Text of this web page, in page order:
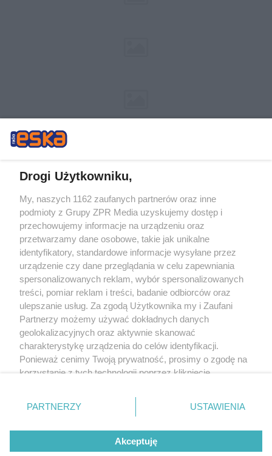
Żaden utwór zamieszczony w serwisie nie może być powielany i
rozpowszechniany lub dalej rozpowszechniany w jakikolwiek sposób (w
tym także elektroniczny lub mechaniczny) na jakimkolwiek polu
eksploatacji w jakiejkolwiek formie, włącznie z umieszczaniem w Internecie
bez pisemnej zgody właściciela praw. Jakiekolwiek użycie lub
wykorzystanie utworów w całości lub w części z naruszeniem prawa, tzn.
bez właściwej zgody, jest zabronione pod groźbą kary i może być ścigane
prawnie.
O nas
Drogi Użytkowniku,
My, naszych 1162 zaufanych partnerów oraz inne
podmioty z Grupy ZPR Media uzyskujemy dostęp i
przechowujemy informacje na urządzeniu oraz
przetwarzamy dane osobowe, takie jak unikalne
identyfikatory, standardowe informacje wysyłane przez
urządzenie czy dane przeglądania w celu zapewniania
spersonalizowanych reklam, wybór spersonalizowanych
treści, pomiar reklam i treści, badanie odbiorców oraz
ulepszanie usług. Za zgodą Użytkownika my i Zaufani
Partnerzy możemy używać dokładnych danych
geolokalizacyjnych oraz aktywnie skanować
charakterystykę urządzenia do celów identyfikacji.
Ponieważ cenimy Twoją prywatność, prosimy o zgodę na
korzystanie z tych technologii poprzez kliknięcie
zmienić/wycofać klikając przycisk ustawień prywatności
znajdujący się w lewym dolnym rogu strony
rodzaje przetwarzania danych nie wymagają zgody
użytkownika, ale masz prawo sprzeciwić się takiemu
PARTNERZY USTAWIENIA
Akceptuję